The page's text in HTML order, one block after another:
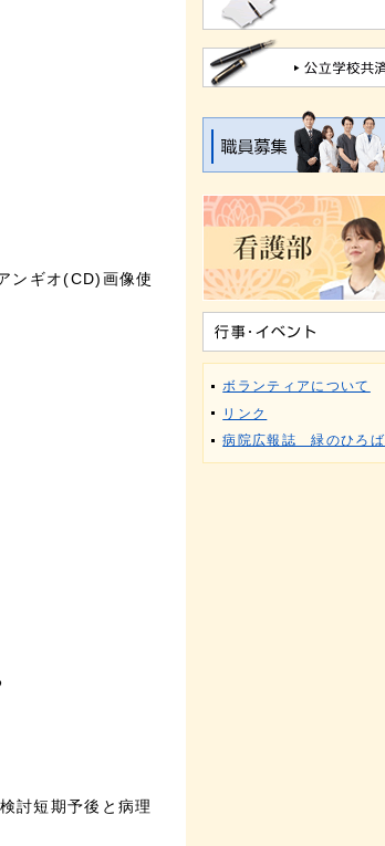
ンギオ(CD)画像使
討短期予後と病理
ボランティアについて
リンク
病院広報誌 緑のひろば